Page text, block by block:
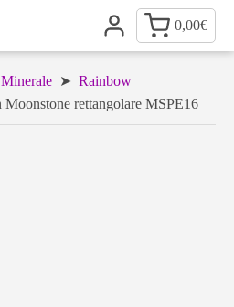
0,00€
➤ Rainbow
rettangolare MSPE16